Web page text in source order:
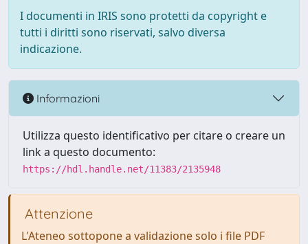
I documenti in IRIS sono protetti da copyright e
tutti i diritti sono riservati, salvo diversa
indicazione.
Informazioni
Utilizza questo identificativo per citare o creare un
link a questo documento:
https://hdl.handle.net/11383/2135948
Attenzione
L'Ateneo sottopone a validazione solo i file PDF